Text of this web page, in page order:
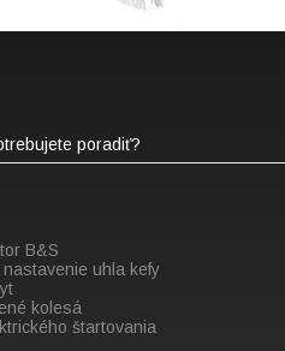
poradiť?
B&S
uhla kefy
kolesá
štartovania